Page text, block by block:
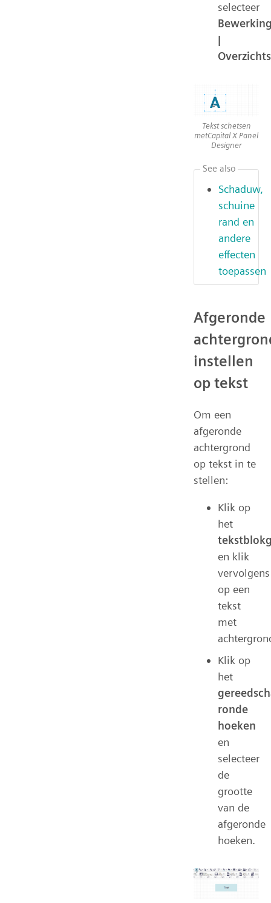
selecteer
|
Tekst schetsen
metCapital X Panel
Designer
Schaduw,
schuine
rand en
andere
effecten
toepassen
See also
Afgeronde
instellen
op tekst
Om een
afgeronde
achtergrond
op tekst in te
stellen:
Klik op
het
en klik
vervolgens
op een
tekst
met
Klik op
het
ronde
hoeken
en
selecteer
de
grootte
van de
afgeronde
hoeken.